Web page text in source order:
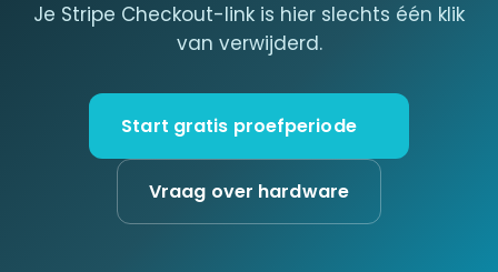
Je Stripe Checkout-link is hier slechts één klik
van verwijderd.
Start gratis proefperiode
Vraag over hardware